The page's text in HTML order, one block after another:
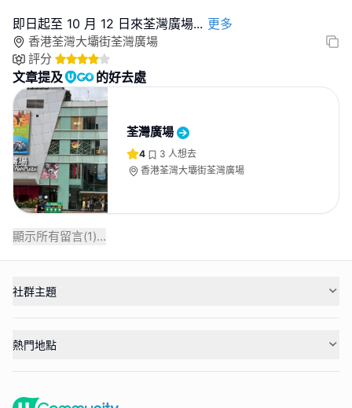
即日起至 10 月 12 日來荃灣廣場... 更多
香港荃灣大壩街荃灣廣場
評分
文章提及 的好去處
荃灣廣場
4 3 人想去
香港荃灣大壩街荃灣廣場
顯示所有留言(1)...
社群主題
熱門地點